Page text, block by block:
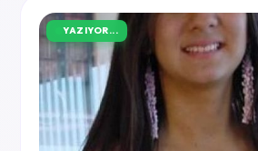
YAZIYOR...